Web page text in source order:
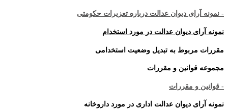
- نمونه آرای دیوان عدالت درباره تعزیرات حکومتی
نمونه آرای دیوان عدالت در مورد استخدام
مقررات مربوط به تبدیل وضعیت استخدامی
مجموعه قوانین و مقررات
- قوانین و مقررات
نمونه آرای دیوان عدالت اداری در مورد داروخانه